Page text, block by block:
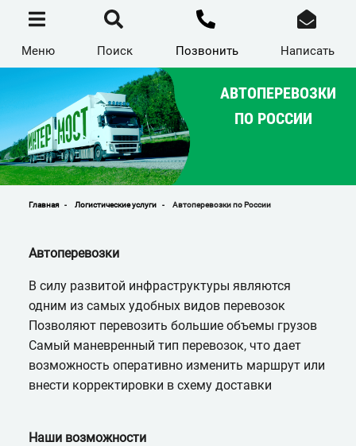
содержанию
Меню Поиск Позвонить Написать
АВТОПЕРЕВОЗКИ
ПО РОССИИ
навигации
Главная Логистические услуги Автоперевозки по России
Автоперевозки
В силу развитой инфраструктуры являются
одним из самых удобных видов перевозок
Позволяют перевозить большие объемы грузов
Самый маневренный тип перевозок, что дает
возможность оперативно изменить маршрут или
внести корректировки в схему доставки
Наши возможности